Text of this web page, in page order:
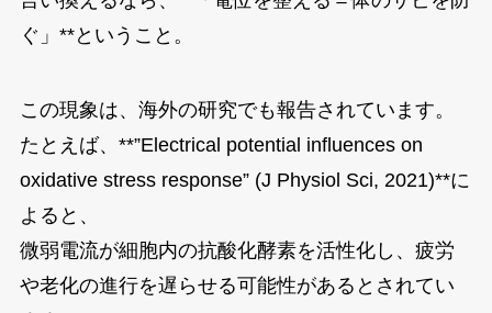
ぐ」**ということ。
この現象は、海外の研究でも報告されています。
たとえば、**”Electrical potential influences on
oxidative stress response” (J Physiol Sci, 2021)**に
よると、
微弱電流が細胞内の抗酸化酵素を活性化し、疲労
や老化の進行を遅らせる可能性があるとされてい